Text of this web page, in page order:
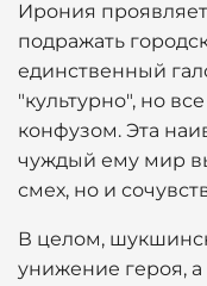
Ирония
подражать
единственный
"культурно", но
конфузом. Эта
чуждый ему мир
смех, но и
В целом,
унижение героя,